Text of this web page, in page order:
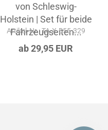
von Schleswig-
Holstein | Set für beide
Fahrzeugseiten...
Artikel‑Nr.: TA-X-555-329
ab 29,95 EUR